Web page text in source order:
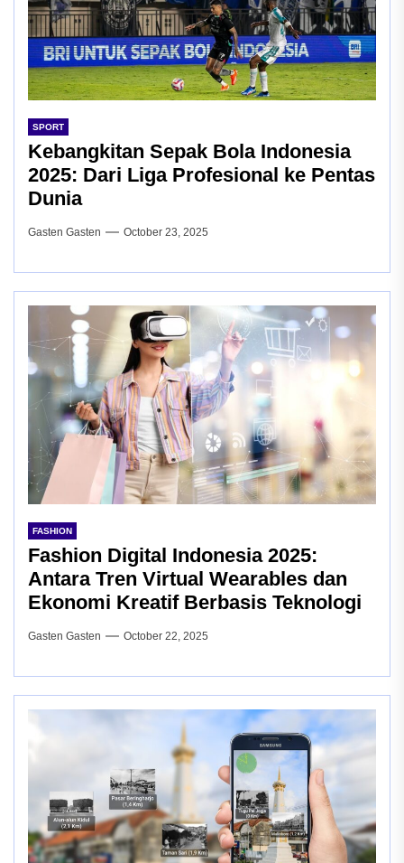
SPORT
Kebangkitan Sepak Bola Indonesia
2025: Dari Liga Profesional ke Pentas
Dunia
Gasten Gasten October 23, 2025
FASHION
Fashion Digital Indonesia 2025:
Antara Tren Virtual Wearables dan
Ekonomi Kreatif Berbasis Teknologi
Gasten Gasten October 22, 2025